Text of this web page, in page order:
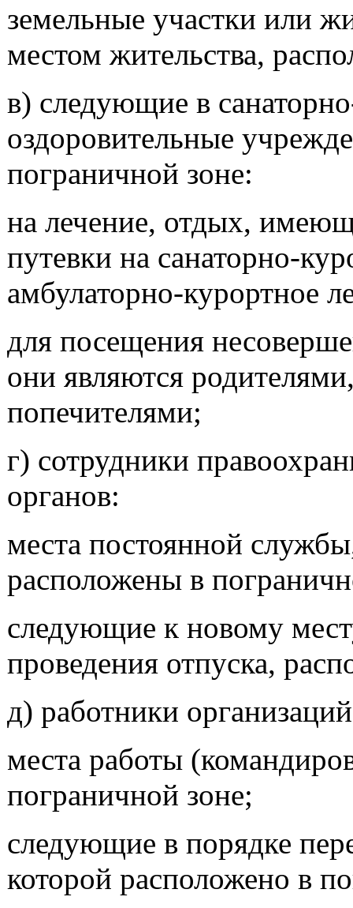
земельные участки или
местом жительства,
в) следующие в
оздоровительные
пограничной зоне:
на лечение, отдых,
путевки на санаторно-
амбулаторно-курортное
для посещения
они являются
попечителями;
г) сотрудники
органов:
места постоянной
расположены в
следующие к новому
проведения отпуска,
д) работники
места работы
пограничной зоне;
следующие в порядке
которой расположено в